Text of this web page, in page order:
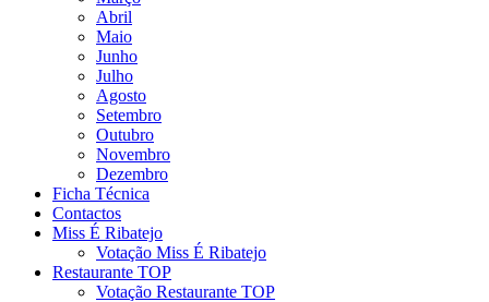
Abril
Maio
Junho
Julho
Agosto
Setembro
Outubro
Novembro
Dezembro
Ficha Técnica
Contactos
Miss É Ribatejo
Votação Miss É Ribatejo
Restaurante TOP
Votação Restaurante TOP